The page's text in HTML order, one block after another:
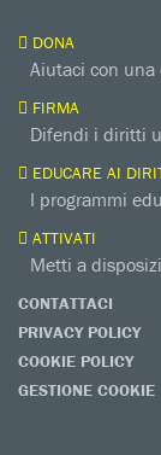
DONA
Aiutaci con una
FIRMA
Difendi i diritti
EDUCARE AI
I programmi
ATTIVATI
Metti a
CONTATTACI
PRIVACY POLICY
COOKIE POLICY
GESTIONE COOKIE